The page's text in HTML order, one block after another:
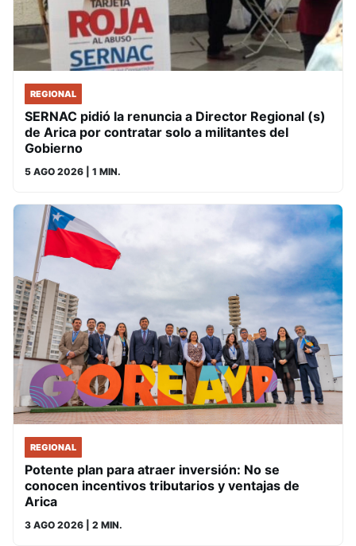
REGIONAL
SERNAC pidió la renuncia a Director Regional (s)
de Arica por contratar solo a militantes del
Gobierno
5 AGO 2026 | 1 MIN.
REGIONAL
Potente plan para atraer inversión: No se
conocen incentivos tributarios y ventajas de
Arica
3 AGO 2026 | 2 MIN.